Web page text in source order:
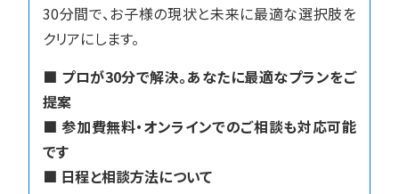
30分間で、お子様の現状と未来に最適な選択肢を
クリアにします。
■ プロが30分で解決。あなたに最適なプランをご
提案
■ 参加費無料・オンラインでのご相談も対応可能
です
■ 日程と相談方法について